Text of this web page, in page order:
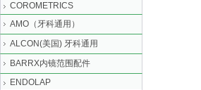
COROMETRICS
AMO（牙科通用）
ALCON(美国) 牙科通用
BARRX内镜范围配件
ENDOLAP